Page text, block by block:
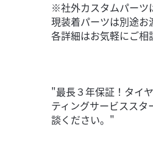
※社外カスタムパーツ
現装着パーツは別途お
各詳細はお気軽にご相
"最長３年保証！タイ
ティングサービスス
談ください。"